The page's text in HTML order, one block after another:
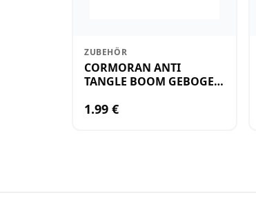
ZUBEHÖR
CORMORAN ANTI
TANGLE BOOM GEBOGEN
1.99 €